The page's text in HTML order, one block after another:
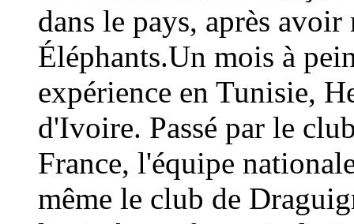
dans le pays, après
Éléphants.Un mois à
expérience en Tunisie,
d'Ivoire. Passé par le
France, l'équipe
même le club de